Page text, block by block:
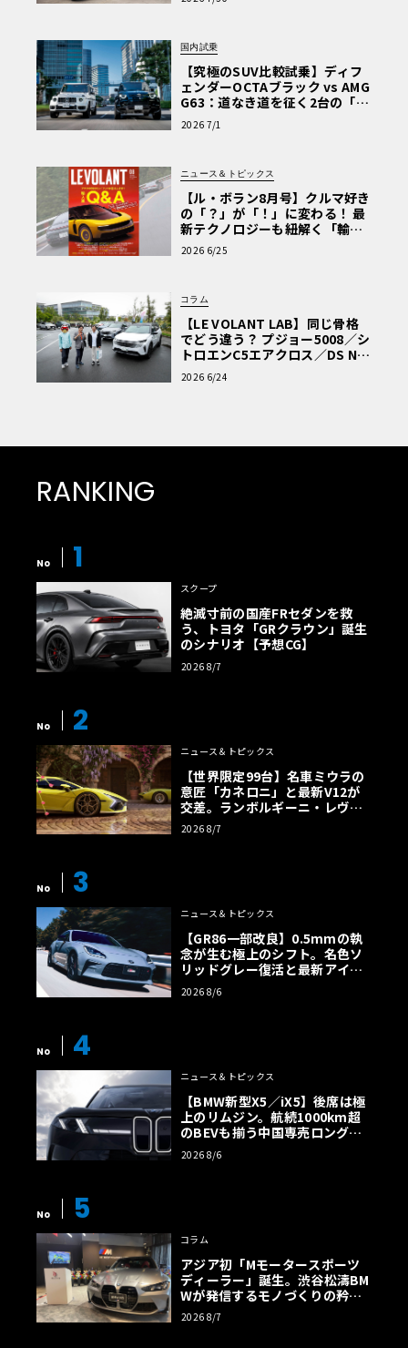
を選ぶ理由〈PR〉
国内試乗
【究極のSUV比較試乗】ディフ
ェンダーOCTAブラック vs AMG
G63：道なき道を征く2台の「対
極的アプローチ」
2026 7/1
ニュース＆トピックス
【ル・ボラン8月号】クルマ好き
の「？」が「！」に変わる！ 最
新テクノロジーも紐解く「輸入
車Q&A」
2026 6/25
コラム
【LE VOLANT LAB】同じ骨格
でどう違う？ プジョー5008／シ
トロエンC5エアクロス／DS Nº4
読者一気乗りレポート
2026 6/24
RANKING
No 1
スクープ
絶滅寸前の国産FRセダンを救
う、トヨタ「GRクラウン」誕生
のシナリオ【予想CG】
2026 8/7
No 2
ニュース＆トピックス
【世界限定99台】名車ミウラの
意匠「カネロニ」と最新V12が
交差。ランボルギーニ・レヴエ
ルトに60周年記念車が登場
2026 8/7
No 3
ニュース＆トピックス
【GR86一部改良】0.5mmの執
念が生む極上のシフト。名色ソ
リッドグレー復活と最新アイサ
イトでFRの極みへ
2026 8/6
No 4
ニュース＆トピックス
【BMW新型X5／iX5】後席は極
上のリムジン。航続1000km超
のBEVも揃う中国専売ロング仕
様の全貌
2026 8/6
No 5
コラム
アジア初「Mモータースポーツ
ディーラー」誕生。渋谷松濤BM
Wが発信するモノづくりの矜持
【木下隆之コラム】
2026 8/7